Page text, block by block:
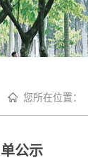
您所在位置：
公示